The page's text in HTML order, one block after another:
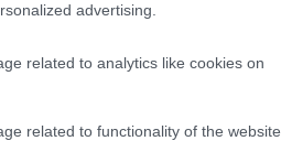
advertising.
related to analytics like cookies on
related to functionality of the website